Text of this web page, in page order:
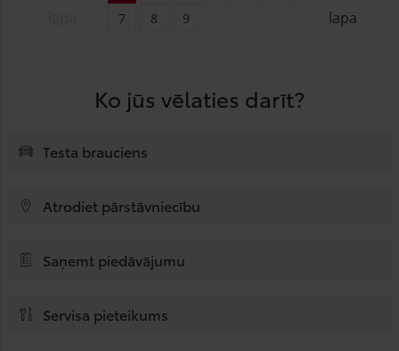
lapa
7
8 9
Ko jūs vēlaties darīt?
Testa brauciens
Atrodiet pārstāvniecību
Saņemt piedāvājumu
Servisa pieteikums